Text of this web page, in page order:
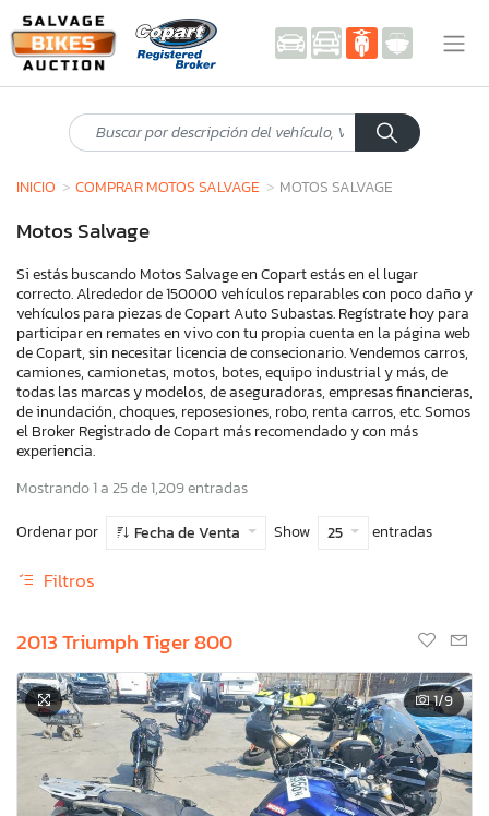
INICIO COMPRAR MOTOS SALVAGE MOTOS SALVAGE
Motos Salvage
Si estás buscando Motos Salvage en Copart estás en el lugar
correcto. Alrededor de 150000 vehículos reparables con poco daño y
vehículos para piezas de Copart Auto Subastas. Regístrate hoy para
participar en remates en vivo con tu propia cuenta en la página web
de Copart, sin necesitar licencia de consecionario. Vendemos carros,
camiones, camionetas, motos, botes, equipo industrial y más, de
todas las marcas y modelos, de aseguradoras, empresas financieras,
de inundación, choques, reposesiones, robo, renta carros, etc. Somos
el Broker Registrado de Copart más recomendado y con más
experiencia.
Mostrando 1 a 25 de 1,209 entradas
Ordenar por
Fecha de Venta Show 25 entradas
Filtros
2013 Triumph Tiger 800
1/9